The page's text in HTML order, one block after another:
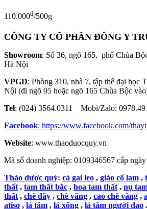
110.000đ/500g
CÔNG TY CỔ PHẦN ĐÔNG Y
Showroom: Số 36, ngõ 165, phố Chùa
Hà Nội
VPGD: Phòng 310, nhà 7, tập thể đại
Nội (đi ngõ 95 hoặc ngõ 165 Chùa Bộc
Tel: (024) 3564.0311 Mobi/Zalo:
Facebook: https://www.facebook.com/
Website: www.thaoduocquy.vn
Mã số doanh nghiệp: 0109346567 cấp
Thảo dược quý: cà gai leo , giảo cổ lam ,
thất , tam thất bắc , hoa tam thất , nụ
thất , chè dây , chè vằng , cao chè vằng ,
atiso , lá tắm , lá xông , lá tắm người dao .